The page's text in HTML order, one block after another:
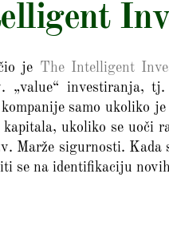
je The Intelligent
„value“ investiranja, tj.
samo ukoliko
ukoliko se uoči
Marže sigurnosti. Kada
se na identifikaciju